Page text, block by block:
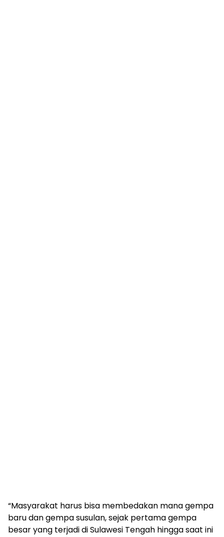
“Masyarakat harus bisa membedakan mana gempa
baru dan gempa susulan, sejak pertama gempa
besar yang terjadi di Sulawesi Tengah hingga saat ini